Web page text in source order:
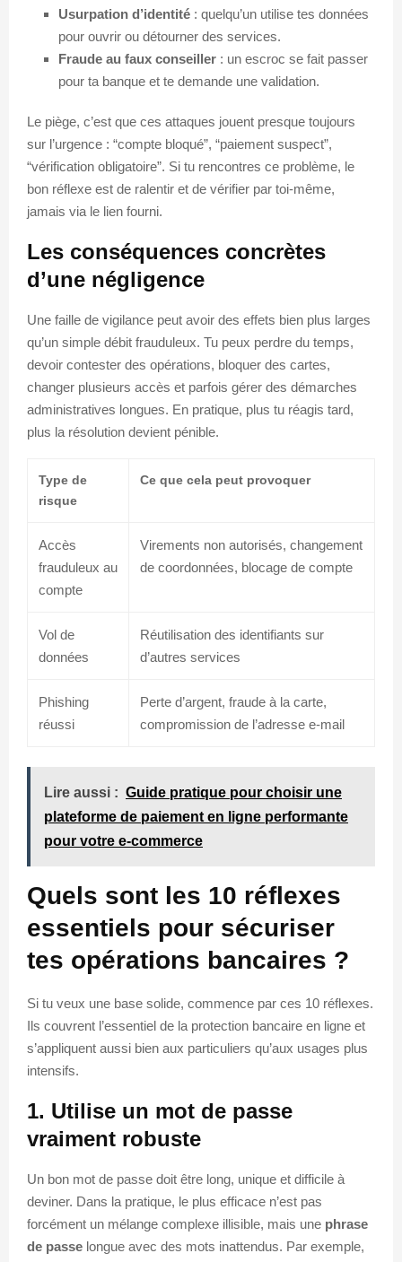
Usurpation d’identité : quelqu’un utilise tes données
pour ouvrir ou détourner des services.
Fraude au faux conseiller : un escroc se fait passer
pour ta banque et te demande une validation.
Le piège, c’est que ces attaques jouent presque toujours
sur l’urgence : “compte bloqué”, “paiement suspect”,
“vérification obligatoire”. Si tu rencontres ce problème, le
bon réflexe est de ralentir et de vérifier par toi-même,
jamais via le lien fourni.
Les conséquences concrètes
d’une négligence
Une faille de vigilance peut avoir des effets bien plus larges
qu’un simple débit frauduleux. Tu peux perdre du temps,
devoir contester des opérations, bloquer des cartes,
changer plusieurs accès et parfois gérer des démarches
administratives longues. En pratique, plus tu réagis tard,
plus la résolution devient pénible.
Type de
risque
Ce que cela peut provoquer
Accès
frauduleux au
compte
Virements non autorisés, changement
de coordonnées, blocage de compte
Vol de
données
Réutilisation des identifiants sur
d’autres services
Phishing
réussi
Perte d’argent, fraude à la carte,
compromission de l’adresse e-mail
Lire aussi : Guide pratique pour choisir une
plateforme de paiement en ligne performante
pour votre e-commerce
Quels sont les 10 réflexes
essentiels pour sécuriser
tes opérations bancaires ?
Si tu veux une base solide, commence par ces 10 réflexes.
Ils couvrent l’essentiel de la protection bancaire en ligne et
s’appliquent aussi bien aux particuliers qu’aux usages plus
intensifs.
1. Utilise un mot de passe
vraiment robuste
Un bon mot de passe doit être long, unique et difficile à
deviner. Dans la pratique, le plus efficace n’est pas
forcément un mélange complexe illisible, mais une phrase
de passe longue avec des mots inattendus. Par exemple,